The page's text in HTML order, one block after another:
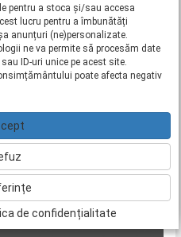
METALIC
pentru a stoca și/sau accesa
lucru pentru a îmbunătăți
anunțuri (ne)personalizate.
ne va permite să procesăm date
ID-uri unice pe acest site.
poate afecta negativ
de confidențialitate